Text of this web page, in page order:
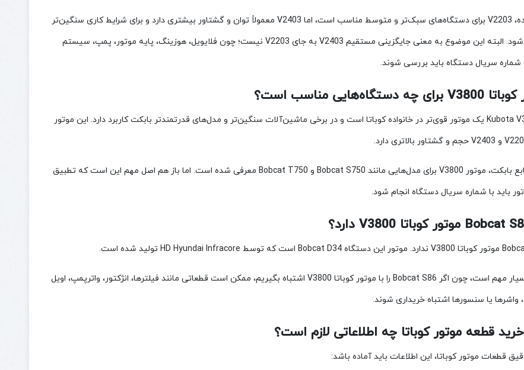
به زبان ساده، V2203 برای دستگاه‌های سبک‌تر و متوسط مناسب است، اما V2403 معمولاً توان و گشتاور بیشتری دارد و برای شرایط کاری سنگین‌تر
انتخاب می‌شود. البته این موضوع به معنی جایگزینی مستقیم V2403 به جای V2203 نیست؛ چون فلایویل، هوزینگ، پایه موتور، پمپ، سیستم
سریال دستگاه باید بررسی شوند.
موتور Kubota V3800 یک موتور قوی‌تر در خانواده کوباتا است و در برخی ماشین‌آلات سنگین‌تر و مدل‌های قدرتمندتر بابکت کاربرد دارد. این موتور
در برخی منابع بابکت، موتور V3800 برای مدل‌هایی مانند Bobcat S750 و Bobcat T750 معرفی شده است. اما باز هم اصل مهم این است که تطبیق
باید با شماره سریال دستگاه انجام شود.
این نکته بسیار مهم است، چون اگر Bobcat S86 را با موتور کوباتا V3800 اشتباه بگیریم، ممکن است قطعاتی مانند فیلترها، انژکتور، واترپمپ، اویل
واشرها یا سنسورها اشتباه خریداری شوند.
قطعات موتور کوباتا، این اطلاعات باید آماده باشد: